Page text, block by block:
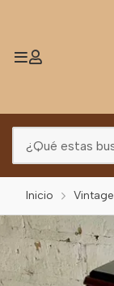
Inicio Vintage